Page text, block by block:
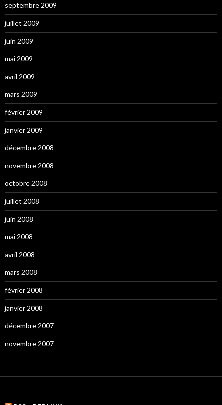
septembre 2009
juillet 2009
juin 2009
mai 2009
avril 2009
mars 2009
février 2009
janvier 2009
décembre 2008
novembre 2008
octobre 2008
juillet 2008
juin 2008
mai 2008
avril 2008
mars 2008
février 2008
janvier 2008
décembre 2007
novembre 2007